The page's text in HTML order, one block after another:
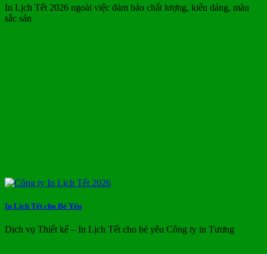
In Lịch Tết 2026 ngoài việc đảm bảo chất lượng, kiểu dáng, màu
sắc sản
In Lịch Tết cho Bé Yêu
Dịch vụ Thiết kế – In Lịch Tết cho bé yêu Công ty in Tương